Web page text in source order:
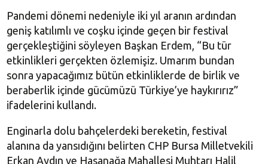
Pandemi dönemi nedeniyle iki yıl aranın ardından
geniş katılımlı ve coşku içinde geçen bir festival
gerçekleştiğini söyleyen Başkan Erdem, “Bu tür
etkinlikleri gerçekten özlemişiz. Umarım bundan
sonra yapacağımız bütün etkinliklerde de birlik ve
beraberlik içinde gücümüzü Türkiye’ye haykırırız”
ifadelerini kullandı.
Enginarla dolu bahçelerdeki bereketin, festival
alanına da yansıdığını belirten CHP Bursa Milletvekili
Erkan Aydın ve Hasanağa Mahallesi Muhtarı Halil